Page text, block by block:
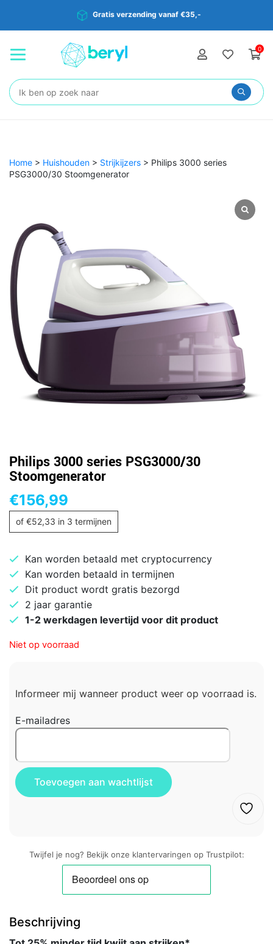
Gratis verzending vanaf €35,-
0
Zoeken:
Home > Huishouden > Strijkijzers > Philips 3000 series
PSG3000/30 Stoomgenerator
Philips 3000 series PSG3000/30
Stoomgenerator
€156,99
of €52,33 in 3 termijnen
Kan worden betaald met cryptocurrency
Kan worden betaald in termijnen
Dit product wordt gratis bezorgd
2 jaar garantie
1-2 werkdagen levertijd voor dit product
Niet op voorraad
Informeer mij wanneer product weer op voorraad is.
E-mailadres
Twijfel je nog? Bekijk onze klantervaringen op Trustpilot:
Beschrijving